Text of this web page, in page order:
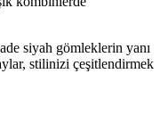
siyah gömleklerin yanı
stilinizi çeşitlendirmek